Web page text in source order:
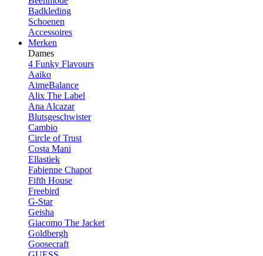
Badkleding
Schoenen
Accessoires
Merken
Dames
4 Funky Flavours
Aaiko
AimeBalance
Alix The Label
Ana Alcazar
Blutsgeschwister
Cambio
Circle of Trust
Costa Mani
Ellastiek
Fabienne Chapot
Fifth House
Freebird
G-Star
Geisha
Giacomo The Jacket
Goldbergh
Goosecraft